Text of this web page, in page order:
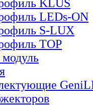
KLUS
LEDs-ON
S-LUX
TOP